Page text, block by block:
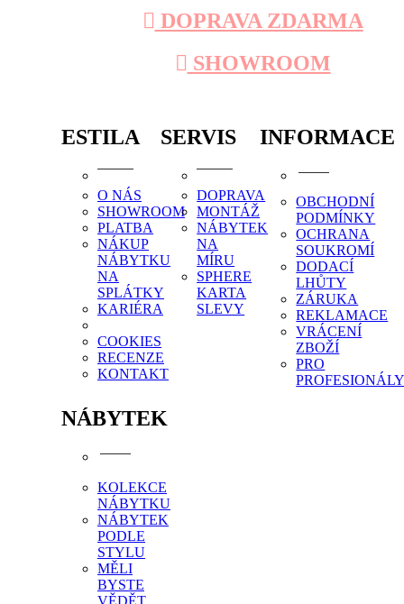
DOPRAVA ZDARMA
SHOWROOM
ESTILA
O NÁS
SHOWROOM
PLATBA
NÁKUP
NÁBYTKU
NA
SPLÁTKY
KARIÉRA
COOKIES
RECENZE
KONTAKT
SERVIS
DOPRAVA
MONTÁŽ
NÁBYTEK
NA
MÍRU
SPHERE
KARTA
SLEVY
INFORMACE
OBCHODNÍ
PODMÍNKY
OCHRANA
SOUKROMÍ
DODACÍ
LHŮTY
ZÁRUKA
REKLAMACE
VRÁCENÍ
ZBOŽÍ
PRO
NÁBYTEK
KOLEKCE
NÁBYTKU
NÁBYTEK
PODLE
STYLU
MĚLI
BYSTE
VĚDĚT